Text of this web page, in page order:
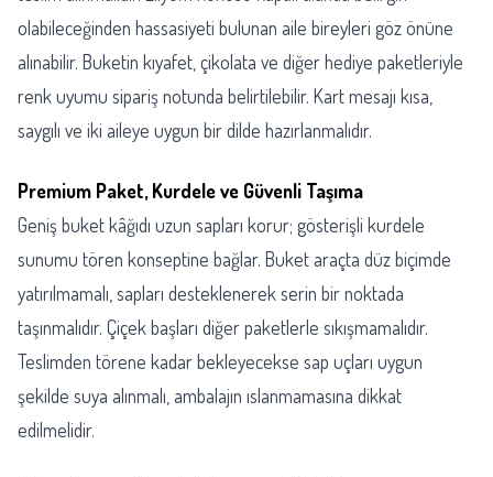
olabileceğinden hassasiyeti bulunan aile bireyleri göz önüne
alınabilir. Buketin kıyafet, çikolata ve diğer hediye paketleriyle
renk uyumu sipariş notunda belirtilebilir. Kart mesajı kısa,
saygılı ve iki aileye uygun bir dilde hazırlanmalıdır.
Premium Paket, Kurdele ve Güvenli Taşıma
Geniş buket kâğıdı uzun sapları korur; gösterişli kurdele
sunumu tören konseptine bağlar. Buket araçta düz biçimde
yatırılmamalı, sapları desteklenerek serin bir noktada
taşınmalıdır. Çiçek başları diğer paketlerle sıkışmamalıdır.
Teslimden törene kadar bekleyecekse sap uçları uygun
şekilde suya alınmalı, ambalajın ıslanmamasına dikkat
edilmelidir.